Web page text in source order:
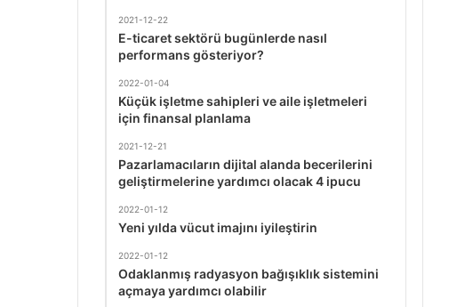
2021-12-22
E-ticaret sektörü bugünlerde nasıl
performans gösteriyor?
2022-01-04
Küçük işletme sahipleri ve aile işletmeleri
için finansal planlama
2021-12-21
Pazarlamacıların dijital alanda becerilerini
geliştirmelerine yardımcı olacak 4 ipucu
2022-01-12
Yeni yılda vücut imajını iyileştirin
2022-01-12
Odaklanmış radyasyon bağışıklık sistemini
açmaya yardımcı olabilir